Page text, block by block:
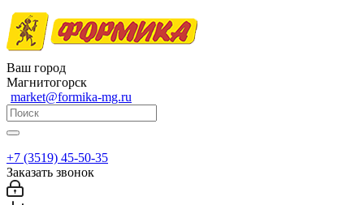
Ваш город
Магнитогорск
market@formika-mg.ru
+7 (3519) 45-50-35
Заказать звонок